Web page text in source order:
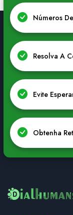
Números
Resolva A
Evite
Obtenha